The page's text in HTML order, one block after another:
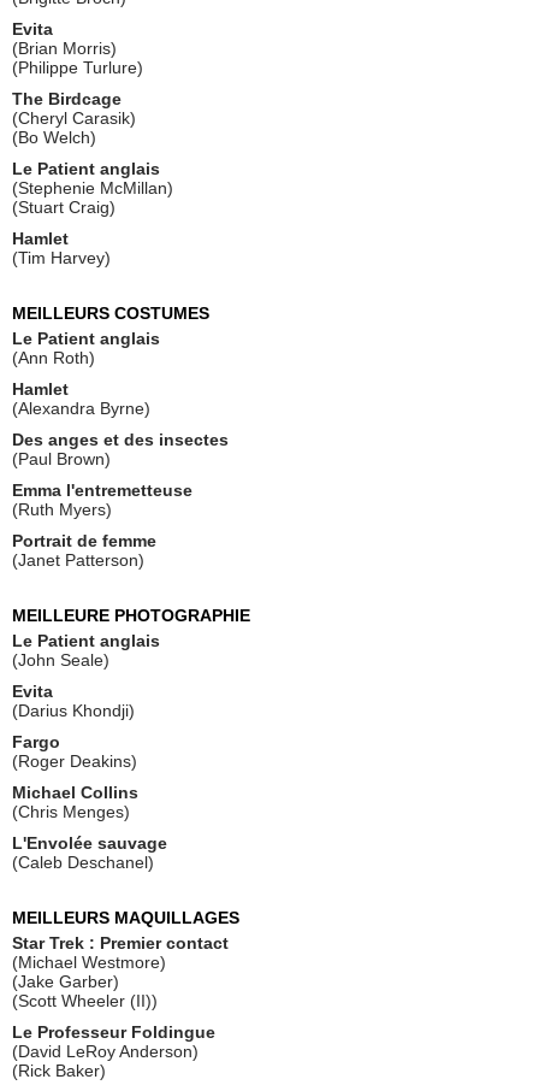
Evita
(Brian Morris)
(Philippe Turlure)
The Birdcage
(Cheryl Carasik)
(Bo Welch)
Le Patient anglais
(Stephenie McMillan)
(Stuart Craig)
Hamlet
(Tim Harvey)
MEILLEURS COSTUMES
Le Patient anglais
(Ann Roth)
Hamlet
(Alexandra Byrne)
Des anges et des insectes
(Paul Brown)
Emma l'entremetteuse
(Ruth Myers)
Portrait de femme
(Janet Patterson)
MEILLEURE PHOTOGRAPHIE
Le Patient anglais
(John Seale)
Evita
(Darius Khondji)
Fargo
(Roger Deakins)
Michael Collins
(Chris Menges)
L'Envolée sauvage
(Caleb Deschanel)
MEILLEURS MAQUILLAGES
Star Trek : Premier contact
(Michael Westmore)
(Jake Garber)
(Scott Wheeler (II))
Le Professeur Foldingue
(David LeRoy Anderson)
(Rick Baker)